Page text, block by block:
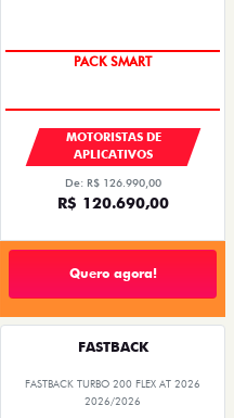
PACK SMART
MOTORISTAS DE
APLICATIVOS
De: R$ 126.990,00
R$ 120.690,00
Quero agora!
FASTBACK
FASTBACK TURBO 200 FLEX AT 2026
2026/2026